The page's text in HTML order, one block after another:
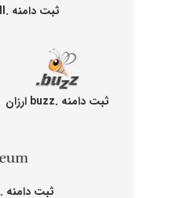
ثبت دامنه .basketball ارزان
ثبت دامنه .buzz ارزان
ثبت دامنه .museum ارزان